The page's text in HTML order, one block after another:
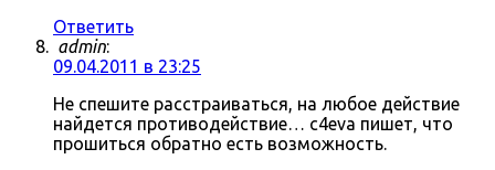
Ответить
admin:
09.04.2011 в 23:25
Не спешите расстраиваться, на любое действие
найдется противодействие… c4eva пишет, что
прошиться обратно есть возможность.